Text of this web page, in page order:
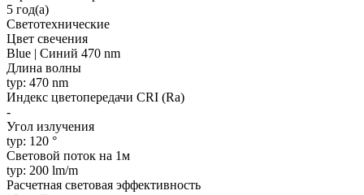
5 год(а)
Светотехнические
Цвет свечения
Blue | Синий 470 nm
Длина волны
typ: 470 nm
Индекс цветопередачи CRI (Ra)
-
Угол излучения
typ: 120 °
Световой поток на 1м
typ: 200 lm/m
Расчетная световая эффективность